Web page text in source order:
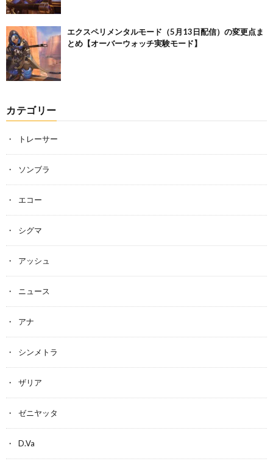
エクスペリメンタルモード（5月13日配信）の変更点ま
とめ【オーバーウォッチ実験モード】
カテゴリー
トレーサー
ソンブラ
エコー
シグマ
アッシュ
ニュース
アナ
シンメトラ
ザリア
ゼニヤッタ
D.Va